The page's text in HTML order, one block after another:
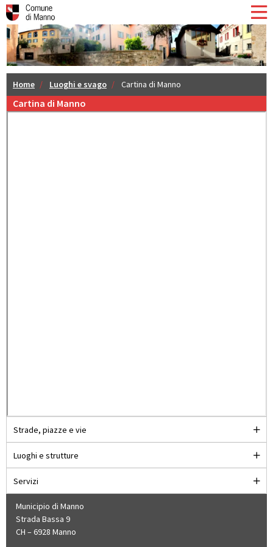
Home Luoghi e svago Cartina di Manno
Cartina di Manno
Strade, piazze e vie
Luoghi e strutture
Servizi
Municipio di Manno
Strada Bassa 9
CH – 6928 Manno